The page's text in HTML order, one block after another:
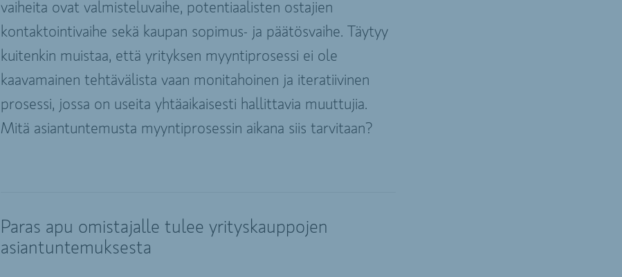
vaiheita ovat valmisteluvaihe, potentiaalisten ostajien
kontaktointivaihe sekä kaupan sopimus- ja päätösvaihe. Täytyy
kuitenkin muistaa, että yrityksen myyntiprosessi ei ole
kaavamainen tehtävälista vaan monitahoinen ja iteratiivinen
prosessi, jossa on useita yhtäaikaisesti hallittavia muuttujia.
Mitä asiantuntemusta myyntiprosessin aikana siis tarvitaan?
Paras apu omistajalle tulee yrityskauppojen
asiantuntemuksesta